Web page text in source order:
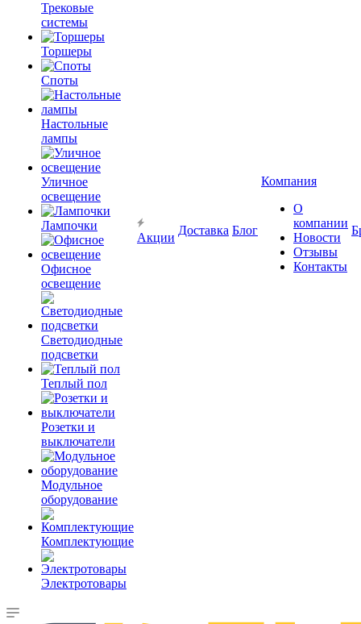
Трековые
системы
Торшеры
Споты
Настольные
лампы
Уличное
освещение
Лампочки
Офисное
освещение
Светодиодные
подсветки
Теплый пол
Розетки и
выключатели
Модульное
оборудование
Комплектующие
Электротовары
Акции
Доставка Блог
Компания
О
компании
Новости
Отзывы
Контакты